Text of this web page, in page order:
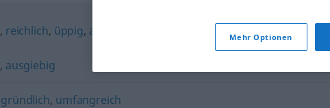
, reichlich, üppig, ausgiebig
, ausgiebig
gründlich, umfangreich
Mehr Optionen